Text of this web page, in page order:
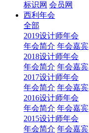
标识网 会员网
西利年会
全部
2019设计师年会
年会简介 年会嘉宾
2018设计师年会
年会简介 年会嘉宾
2017设计师年会
年会简介 年会嘉宾
2016设计师年会
年会简介 年会嘉宾
2015设计师年会
年会简介 年会嘉宾